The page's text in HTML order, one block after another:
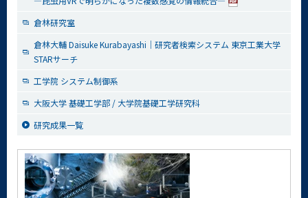
倉林研究室
倉林大輔 Daisuke Kurabayashi｜研究者検索システム 東京工業大学
STARサーチ
工学院 システム制御系
大阪大学 基礎工学部 / 大学院基礎工学研究科
研究成果一覧